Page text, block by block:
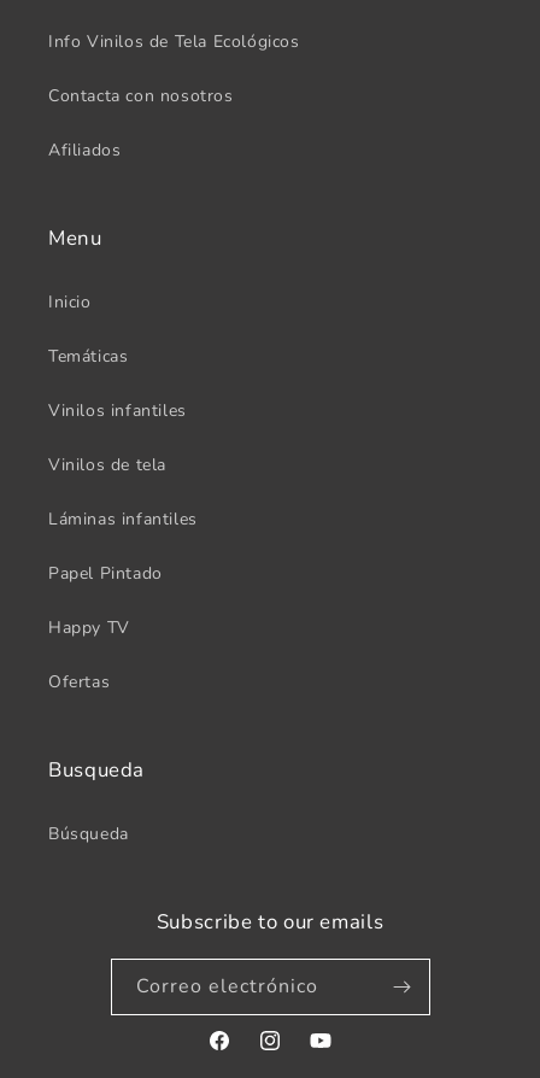
Info Vinilos de Tela Ecológicos
Contacta con nosotros
Afiliados
Menu
Inicio
Temáticas
Vinilos infantiles
Vinilos de tela
Láminas infantiles
Papel Pintado
Happy TV
Ofertas
Busqueda
Búsqueda
Subscribe to our emails
Correo electrónico
FacebookInstagramYouTube